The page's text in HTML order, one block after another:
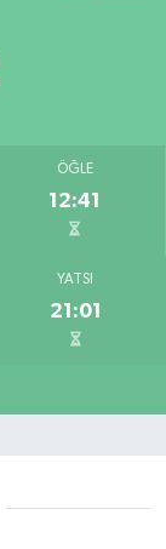
ÖĞLE
12:41
YATSI
21:01